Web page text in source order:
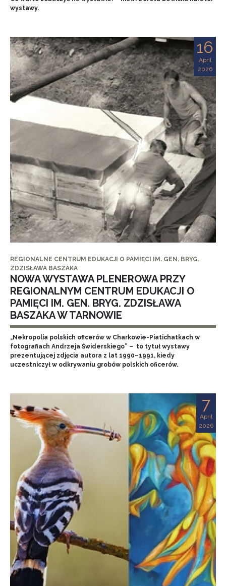
wystawy.
16
April
2026
REGIONALNE CENTRUM EDUKACJI O PAMIĘCI IM. GEN. BRYG.
ZDZISŁAWA BASZAKA
NOWA WYSTAWA PLENEROWA PRZY
REGIONALNYM CENTRUM EDUKACJI O
PAMIĘCI IM. GEN. BRYG. ZDZISŁAWA
BASZAKA W TARNOWIE
„Nekropolia polskich oficerów w Charkowie-Piatichatkach w
fotografiach Andrzeja Świderskiego” – to tytuł wystawy
prezentującej zdjęcia autora z lat 1990–1991, kiedy
uczestniczył w odkrywaniu grobów polskich oficerów.
7
April
2026